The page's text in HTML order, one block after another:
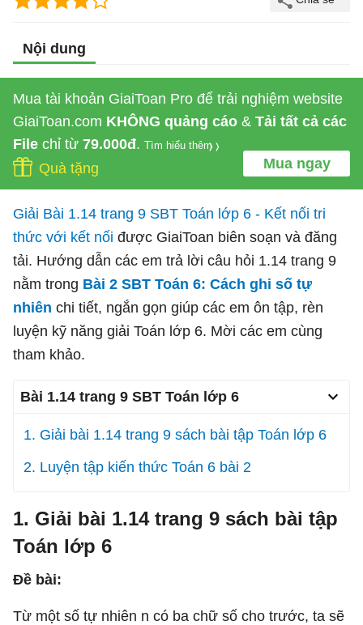
Nội dung
Mua tài khoản GiaiToan Pro để trải nghiệm website
GiaiToan.com KHÔNG quảng cáo & Tải tất cả các
File chỉ từ 79.000đ. Tìm hiểu thêm
Mua ngay
Quà tặng
Giải Bài 1.14 trang 9 SBT Toán lớp 6 - Kết nối tri
thức với kết nối được GiaiToan biên soạn và đăng
tải. Hướng dẫn các em trả lời câu hỏi 1.14 trang 9
nằm trong Bài 2 SBT Toán 6: Cách ghi số tự
nhiên chi tiết, ngắn gọn giúp các em ôn tập, rèn
luyện kỹ năng giải Toán lớp 6. Mời các em cùng
tham khảo.
Bài 1.14 trang 9 SBT Toán lớp 6
1. Giải bài 1.14 trang 9 sách bài tập Toán lớp 6
2. Luyện tập kiến thức Toán 6 bài 2
1. Giải bài 1.14 trang 9 sách bài tập
Toán lớp 6
Đề bài:
Từ một số tự nhiên n có ba chữ số cho trước, ta sẽ